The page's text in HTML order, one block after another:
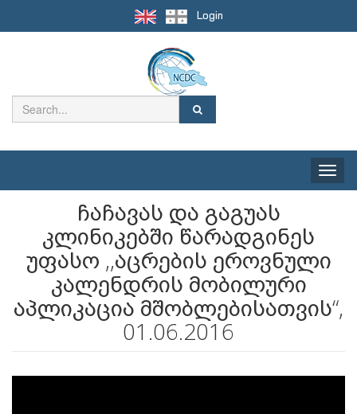
Login
Toggle
ჩაჩავას და გაგუას
კლინიკებში წარადგინეს
უფასო ,,აცრების ეროვნული
კალენდრის მობილური
აპლიკაცია მშობლებისათვის“,
01.06.2016